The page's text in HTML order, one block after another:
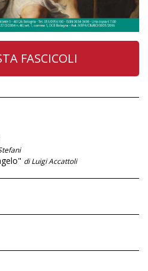
FASCICOLI
di Luigi Accattoli